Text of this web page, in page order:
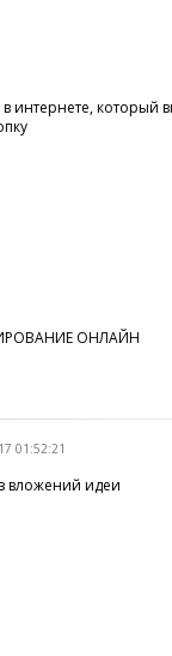
интернете, который
ОНЛАЙН
01:52:21
вложений идеи